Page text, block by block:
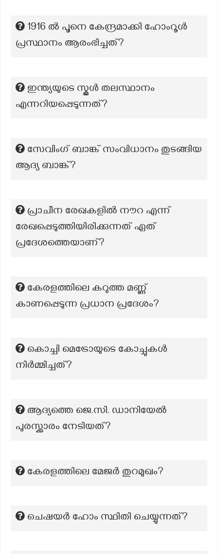
1916 ൽ പൂനെ കേന്ദ്രമാക്കി ഹോംറൂൾ
പ്രസ്ഥാനം ആരംഭിച്ചത്?
ഇന്ത്യയുടെ സ്കൂൾ തലസ്ഥാനം
എന്നറിയപ്പെടുന്നത്?
സേവിംഗ് ബാങ്ക് സംവിധാനം തുടങ്ങിയ
ആദ്യ ബാങ്ക്?
പ്രാചീന രേഖകളിൽ നൗറ എന്ന്
രേഖപ്പെടുത്തിയിരിക്കുന്നത് ഏത്
പ്രദേശത്തെയാണ്?
കേരളത്തിലെ കറുത്ത മണ്ണ്
കാണപ്പെടുന്ന പ്രധാന പ്രദേശം?
കൊച്ചി മെട്രോയുടെ കോച്ചുകൾ
നിർമ്മിച്ചത്?
ആദ്യത്തെ ജെ.സി. ഡാനിയേൽ
പുരസ്ക്കാരം നേടിയത്?
കേരളത്തിലെ മേജർ തുറമുഖം?
ചെഷയർ ഹോം സ്ഥിതി ചെയ്യുന്നത്?